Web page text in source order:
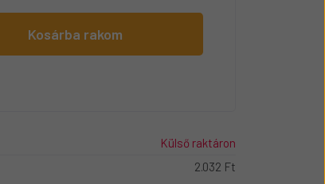
Kosárba rakom
Külső raktáron
2.032 Ft